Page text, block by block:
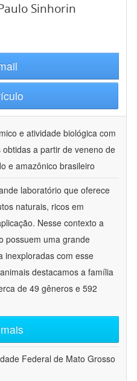
Sinhorin
e atividade biológica com
a partir de veneno de
e amazônico brasileiro
laboratório que oferece
naturais, ricos em
Nesse contexto a
possuem uma grande
inexploradas com esse
destacamos a família
de 49 gêneros e 592
Federal de Mato Grosso